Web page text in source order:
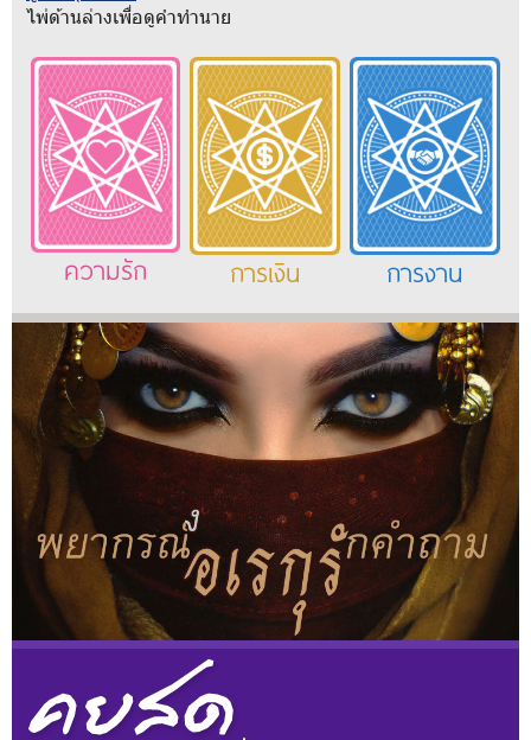
ไพ่ด้านล่างเพื่อดูคำทำนาย
ความรัก การเงิน การงาน